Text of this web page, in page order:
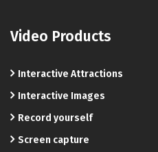
Video Products
Interactive Attractions
Interactive Images
Record yourself
Screen capture